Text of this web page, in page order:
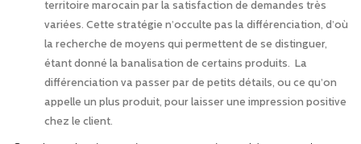
territoire marocain par la satisfaction de demandes très
variées. Cette stratégie n’occulte pas la différenciation, d’où
la recherche de moyens qui permettent de se distinguer,
étant donné la banalisation de certains produits. La
différenciation va passer par de petits détails, ou ce qu’on
appelle un plus produit, pour laisser une impression positive
chez le client.